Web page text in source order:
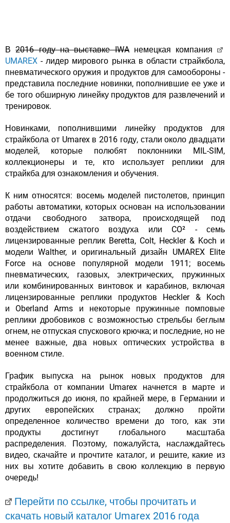
В2016 году на выставке IWAнемецкая компания
UMAREX - лидер мирового рынка в области страйкбола,
пневматического оружия и продуктов для самообороны -
представила последние новинки, пополнившие ее уже и
бе того обширную линейку продуктов для развлечений и
тренировок.
Новинками, пополнившими линейку продуктов для
страйкбола от Umarex в 2016 году, стали около двадцати
моделей, которые полюбят поклонники MIL-SIM,
коллекционеры и те, кто использует реплики для
страйкба для ознакомления и обучения.
К ним относятся: восемь моделей пистолетов, принцип
работы автоматики, которых основан на использовании
отдачи свободного затвора, происходящей под
воздействием сжатого воздуха или CO² - семь
лицензированные реплик Beretta, Colt, Heckler & Koch и
модели Walther, и оригинальный дизайн UMAREX Elite
Force на основе популярной модели 1911; восемь
пневматических, газовых, электрических, пружинных
или комбинированных винтовок и карабинов, включая
лицензированные реплики продуктов Heckler & Koch
и Oberland Arms и некоторые пружинные помповые
реплики дробовиков с возможностью стрельбы беглым
огнем, не отпуская спускового крючка; и последние, но не
менее важные, два новых оптических устройства в
военном стиле.
График выпуска на рынок новых продуктов для
страйкбола от компании Umarex начнется в марте и
продолжиться до июня, по крайней мере, в Германии и
других европейских странах; должно пройти
определенное количество времени до того, как эти
продукты достигнут глобального масштаба
распределения. Поэтому, пожалуйста, наслаждайтесь
видео, скачайте и прочтите каталог, и решите, какие из
них вы хотите добавить в свою коллекцию в первую
очередь!
Перейти по ссылке, чтобы прочитать и
скачать новый каталог Umarex 2016 года